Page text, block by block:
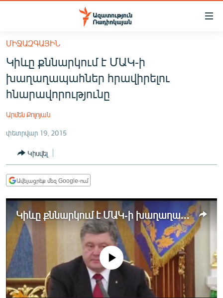
Մատչելիության
հիմնական
բովանդակությանը
Անցնել
հիմնական
մենյուին
ՀԱՅԱՍՏԱՆ
ՔԱՂԱՔԱԿԱՆ
ՏՆՏԵՍՈՒԹՅՈՒՆ
ՂԱՐԱԲԱՂ
ՏԱՐԱԾԱՇՐՋԱՆ
ՄԻՋԱԶԳԱՅԻՆ
ՄՇԱԿՈՒՅԹ
ՍՊՈՐՏ
ՄԵԿՆԱԲԱՆՈՒԹՅՈՒՆ
ՄԻՋԱԶԳԱՅԻՆ
Կիևը քննարկում է ՄԱԿ-ի
խաղաղապահներ հրավիրելու
հնարավորությունը
Արմեն Քոլոյան
փետրվար 19, 2015
Կիսվել
Ավելացրեք մեզ Google-ում
Կիևը քննարկում է ՄԱԿ-ի խաղաղապահներ հրավիրելու հնարավորությունը
No media source currently available